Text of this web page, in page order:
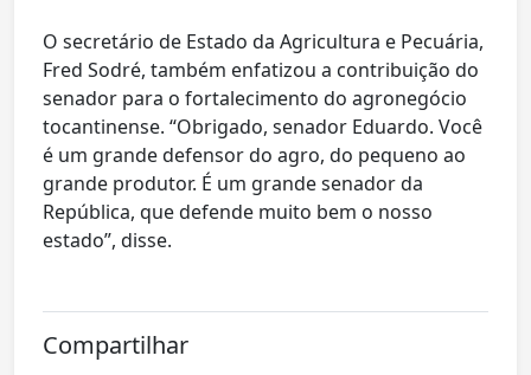
O secretário de Estado da Agricultura e Pecuária,
Fred Sodré, também enfatizou a contribuição do
senador para o fortalecimento do agronegócio
tocantinense. “Obrigado, senador Eduardo. Você
é um grande defensor do agro, do pequeno ao
grande produtor. É um grande senador da
República, que defende muito bem o nosso
estado”, disse.
Compartilhar